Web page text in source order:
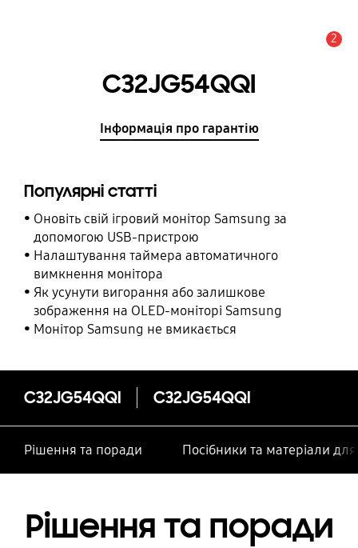
2
C32JG54QQI
Інформація про гарантію
Популярні статті
Оновіть свій ігровий монітор Samsung за
допомогою USB-пристрою
Налаштування таймера автоматичного
вимкнення монітора
Як усунути вигорання або залишкове
зображення на OLED-моніторі Samsung
Монітор Samsung не вмикається
C32JG54QQI C32JG54QQI
Рішення та поради Посібники та матеріали
Рішення та поради